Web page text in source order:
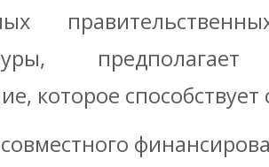
которое